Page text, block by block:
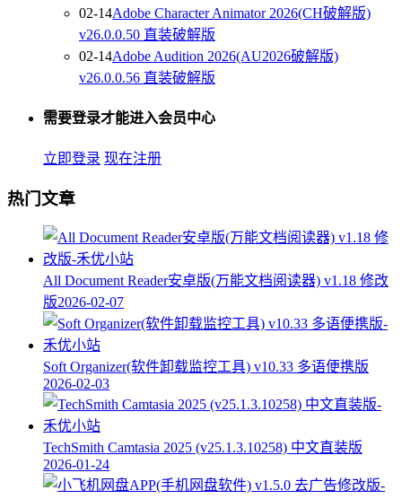
02-14Adobe Character Animator 2026(CH破解版)
v26.0.0.50 直装破解版
02-14Adobe Audition 2026(AU2026破解版)
v26.0.0.56 直装破解版
需要登录才能进入会员中心
立即登录 现在注册
热门文章
All Document Reader安卓版(万能文档阅读器) v1.18 修改
版2026-02-07
Soft Organizer(软件卸载监控工具) v10.33 多语便携版
2026-02-03
TechSmith Camtasia 2025 (v25.1.3.10258) 中文直装版
2026-01-24